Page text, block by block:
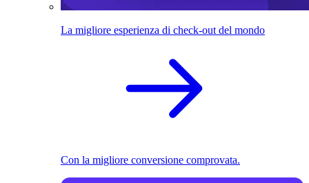
La migliore esperienza di check-out del mondo
Con la migliore conversione comprovata.